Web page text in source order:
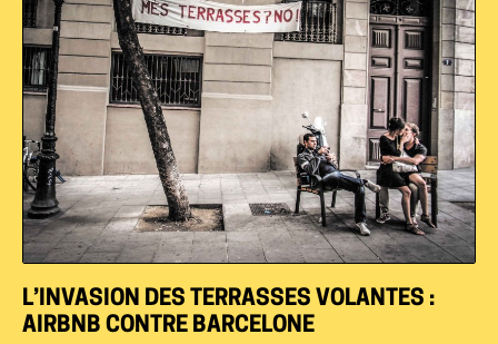
L’INVASION DES TERRASSES VOLANTES :
AIRBNB CONTRE BARCELONE